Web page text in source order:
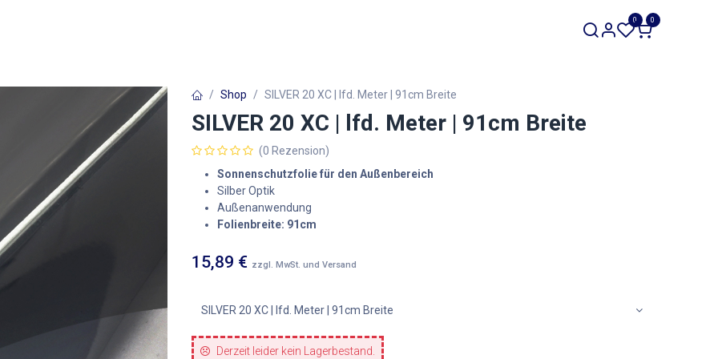
0 0
Shop SILVER 20 XC | lfd. Meter | 91cm Breite
SILVER 20 XC | lfd. Meter | 91cm Breite
(0 Rezension)
Sonnenschutzfolie für den Außenbereich
Silber Optik
Außenanwendung
Folienbreite: 91cm
15,89 € zzgl. MwSt. und Versand
SILVER 20 XC | lfd. Meter | 91cm Breite
Derzeit leider kein Lagerbestand.